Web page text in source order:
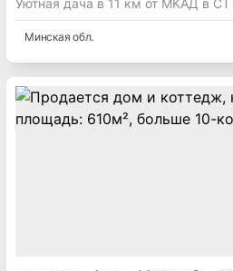
Уютная дача в 11 км от МКАД в
Минская обл.